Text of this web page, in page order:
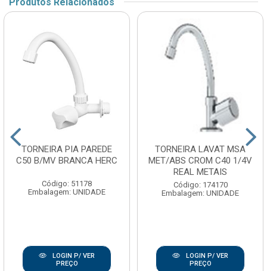
TORNEIRA PIA PAREDE
C50 B/MV BRANCA HERC
Código: 51178
Embalagem: UNIDADE
LOGIN P/ VER
PREÇO
TORNEIRA LAVAT MSA
MET/ABS CROM C40 1/4V
REAL METAIS
Código: 174170
Embalagem: UNIDADE
LOGIN P/ VER
PREÇO